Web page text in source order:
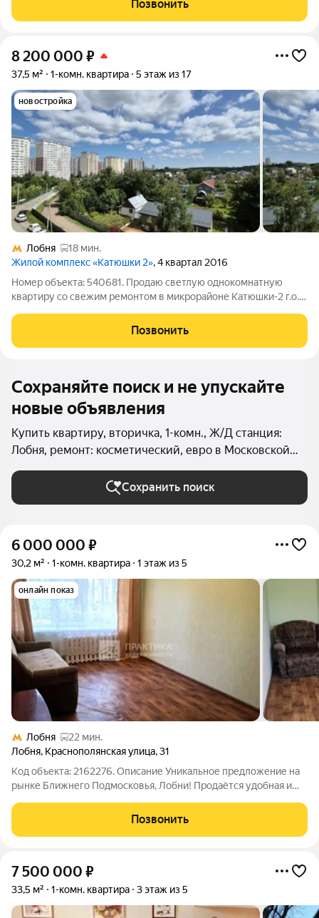
сетевые магазины.
Позвонить
8 200 000 ₽
37,5 м² 1-комн. квартира 5 этаж из 17
новостройка
Лобня
18 мин.
Жилой комплекс «Катюшки 2», 4 квартал 2016
Номер объекта: 540681. Продаю светлую однокомнатную
квартиру со свежим ремонтом в микрорайоне Катюшки-2 г.о.
площади лоджии), Метраж комнаты - 19 кв.м., кухня - 8,4 кв.м.
Выход на остеклённую
Позвонить
Сохраняйте поиск и не упускайте
новые объявления
Купить квартиру, вторичка, 1-комн., Ж/Д станция:
Лобня, ремонт: косметический, евро в Московской
области
Сохранить поиск
6 000 000 ₽
30,2 м² 1-комн. квартира 1 этаж из 5
онлайн показ
Лобня
22 мин.
Лобня, Краснополянская улица,31
Код объекта: 2162276. Описание Уникальное предложение на
рынке Ближнего Подмосковья, Лобни! Продаётся удобная и
дом 31. Эта квартира отлично подойдёт семейной паре, а также
для тех, кто ценит
Позвонить
7 500 000 ₽
33,5 м² 1-комн. квартира 3 этаж из 5